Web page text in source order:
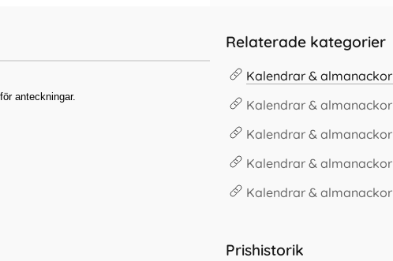
anteckningar.
Relaterade kategorier
Kalendrar &
Kalendrar &
Kalendrar &
Kalendrar &
Kalendrar &
Prishistorik